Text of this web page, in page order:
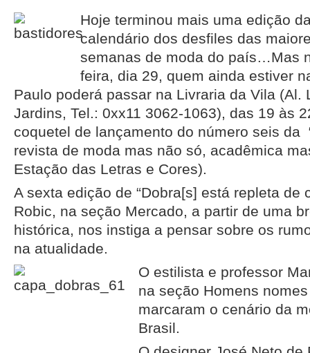
Hoje terminou mais uma edição
calendário dos desfiles das
semanas de moda do país…Mas
feira, dia 29, quem ainda estiver
Paulo poderá passar na Livraria da Vila (Al.
Jardins, Tel.: 0xx11 3062-1063), das 19 às
coquetel de lançamento do número seis da
revista de moda mas não só, acadêmica
Estação das Letras e Cores).
A sexta edição de “Dobra[s] está repleta de
Robic, na seção Mercado, a partir de uma
histórica, nos instiga a pensar sobre os
na atualidade.
O estilista e professor
na seção Homens
marcaram o cenário da
Brasil.